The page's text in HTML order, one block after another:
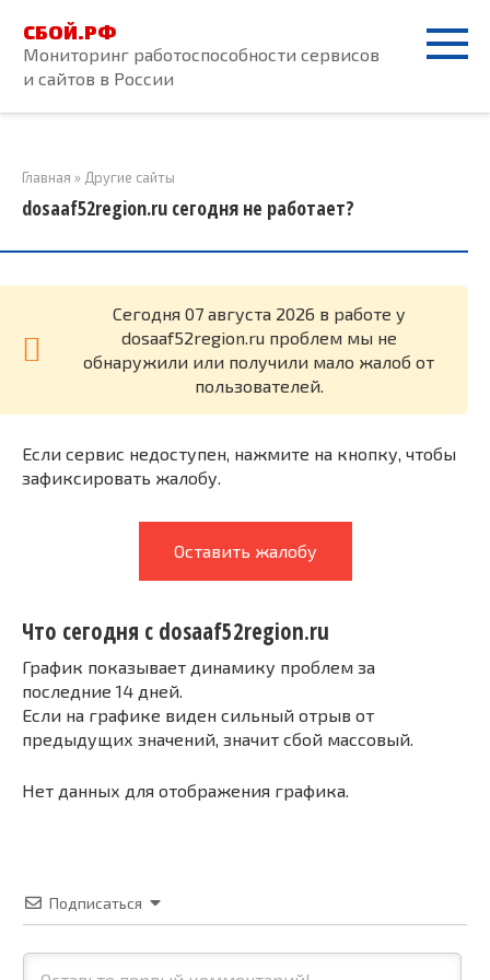
контенту
СБОЙ.РФ
Мониторинг работоспособности сервисов
и сайтов в России
Главная » Другие сайты
dosaaf52region.ru сегодня не работает?
Cегодня 07 августа 2026 в работе у
dosaaf52region.ru проблем мы не
обнаружили или получили мало жалоб от
пользователей.
Если сервис недоступен, нажмите на кнопку, чтобы
зафиксировать жалобу.
Оставить жалобу
Что сегодня с dosaaf52region.ru
График показывает динамику проблем за
последние 14 дней.
Если на графике виден сильный отрыв от
предыдущих значений, значит сбой массовый.
Нет данных для отображения графика.
Подписаться